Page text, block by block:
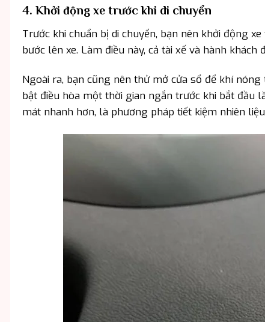
4. Khởi động xe trước khi di chuyển
Trước khi chuẩn bị di chuyển, bạn nên khởi động
bước lên xe. Làm điều này, cả tài xế và hành
Ngoài ra, bạn cũng nên thử mở cửa sổ để khí
bật điều hòa một thời gian ngắn trước khi bắt đầu
mát nhanh hơn, là phương pháp tiết kiệm nhiên